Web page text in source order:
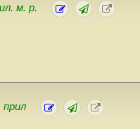
м. р.
прил